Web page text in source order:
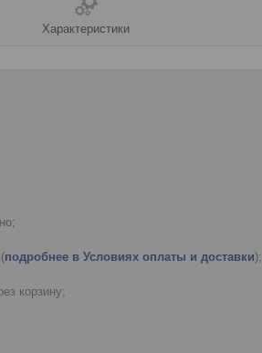
Характеристики
подробнее в Условиях оплаты и доставки);
корзину;